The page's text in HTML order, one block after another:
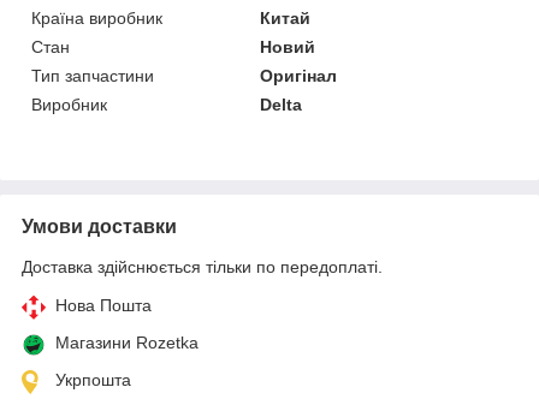
Країна виробник
Китай
Стан
Новий
Тип запчастини
Оригінал
Виробник
Delta
Умови доставки
Доставка здійснюється тільки по передоплаті.
Нова Пошта
Магазини Rozetka
Укрпошта